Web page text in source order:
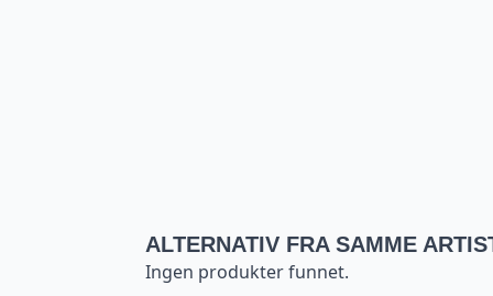
ALTERNATIV FRA SAMME
Ingen produkter funnet.